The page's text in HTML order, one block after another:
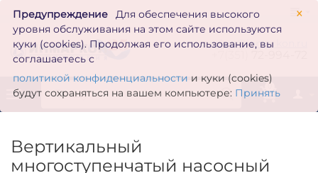
×
Предупреждение
Для обеспечения высокого
уровня обслуживания на этом сайте используются
куки (cookies). Продолжая его использование, вы
соглашаетесь с
политикой конфиденциальности и куки (cookies)
будут сохраняться на вашем компьютере: Принять
zakaz@inmarkon.ru
0
Вертикальный
многоступенчатый насосный